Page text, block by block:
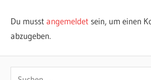
Du musstangemeldet sein, um einen
abzugeben.
Suchen